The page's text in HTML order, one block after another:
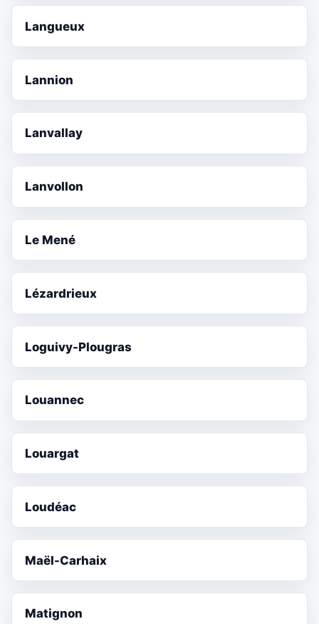
Langueux
Lannion
Lanvallay
Lanvollon
Le Mené
Lézardrieux
Loguivy-Plougras
Louannec
Louargat
Loudéac
Maël-Carhaix
Matignon